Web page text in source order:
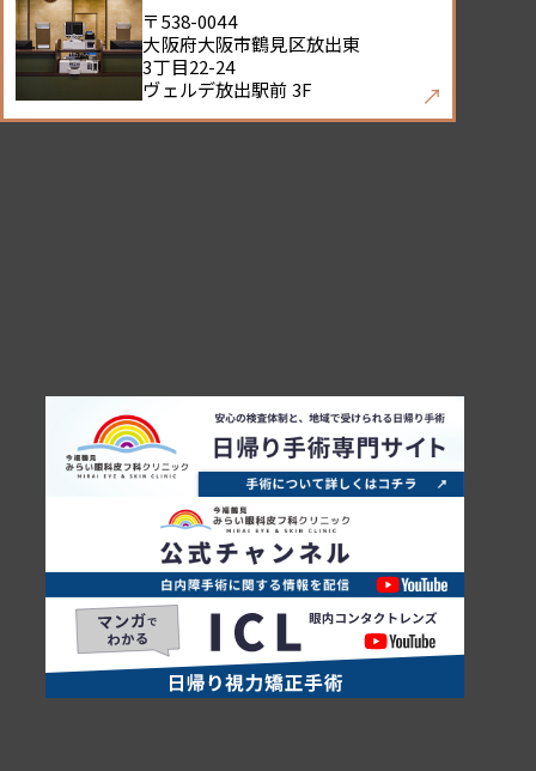
〒538-0044
大阪府大阪市鶴見区放出東
3丁目22-24
ヴェルデ放出駅前 3F